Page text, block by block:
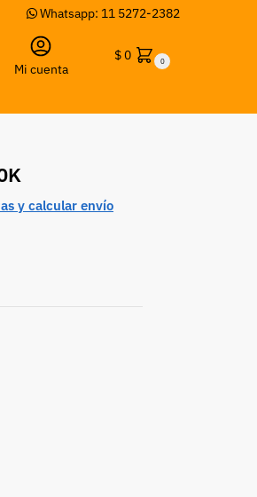
Whatsapp: 11 5272-2382
Mi cuenta
$0 0
y calcular envío